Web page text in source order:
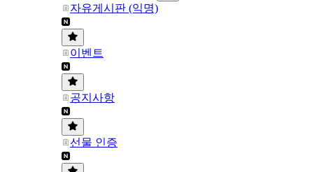
자유게시판 (익명)
이벤트
공지사항
선물 인증